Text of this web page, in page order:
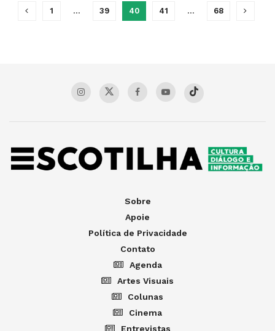
1 … 39 40 41 … 68
Sobre
Apoie
Política de Privacidade
Contato
Agenda
Artes Visuais
Colunas
Cinema
Entrevistas